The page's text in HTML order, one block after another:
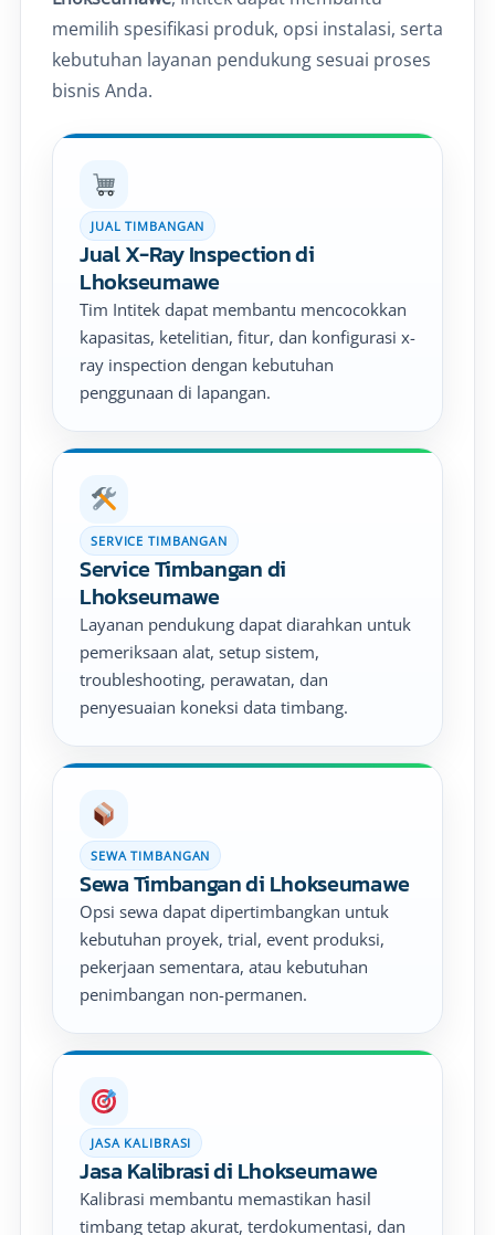
memilih spesifikasi produk, opsi instalasi, serta
kebutuhan layanan pendukung sesuai proses
bisnis Anda.
JUAL TIMBANGAN
Jual X-Ray Inspection di
Lhokseumawe
Tim Intitek dapat membantu mencocokkan
kapasitas, ketelitian, fitur, dan konfigurasi x-
ray inspection dengan kebutuhan
penggunaan di lapangan.
SERVICE TIMBANGAN
Service Timbangan di
Lhokseumawe
Layanan pendukung dapat diarahkan untuk
pemeriksaan alat, setup sistem,
troubleshooting, perawatan, dan
penyesuaian koneksi data timbang.
SEWA TIMBANGAN
Sewa Timbangan di Lhokseumawe
Opsi sewa dapat dipertimbangkan untuk
kebutuhan proyek, trial, event produksi,
pekerjaan sementara, atau kebutuhan
penimbangan non-permanen.
JASA KALIBRASI
Jasa Kalibrasi di Lhokseumawe
Kalibrasi membantu memastikan hasil
timbang tetap akurat, terdokumentasi, dan